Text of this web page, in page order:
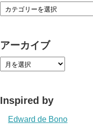
アーカイブ
Inspired by
Edward de Bono